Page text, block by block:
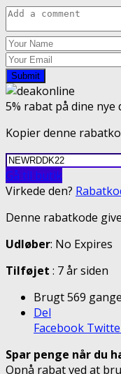
Submit
5% rabat på dine
Kopier denne
Gå til butik
Virkede den?
Denne rabatkode
Udløber: No Expires
Tilføjet : 7 år siden
Brugt 569 gange
Del
Facebook
Spar penge når du
Opnå rabat ved at